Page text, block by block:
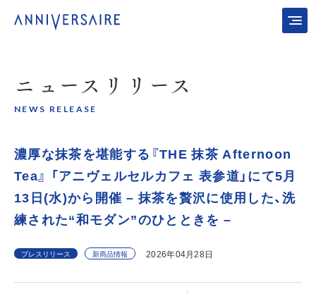
ニュース リリース
NEWS RELEASE
濃厚な抹茶を堪能する『THE 抹茶 Afternoon
Tea』 「アニヴェルセルカフェ 表参道」にて5月
13日(水)から開催 – 抹茶を贅沢に使用した、洗
練された“和モダン”のひとときを –
プレスリリース 新商品情報 2026年04月28日